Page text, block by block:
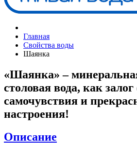
Главная
Свойства воды
Шаянка
«Шаянка» –
столовая вода, как
самочувствия и
настроения!
Описание